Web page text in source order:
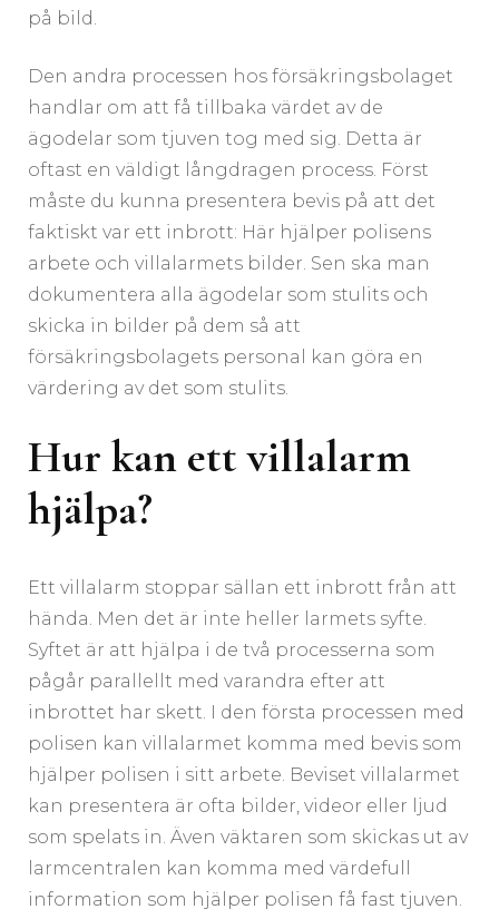
på bild.
Den andra processen hos försäkringsbolaget
handlar om att få tillbaka värdet av de
ägodelar som tjuven tog med sig. Detta är
oftast en väldigt långdragen process. Först
måste du kunna presentera bevis på att det
faktiskt var ett inbrott: Här hjälper polisens
arbete och villalarmets bilder. Sen ska man
dokumentera alla ägodelar som stulits och
skicka in bilder på dem så att
försäkringsbolagets personal kan göra en
värdering av det som stulits.
Hur kan ett villalarm
hjälpa?
Ett villalarm stoppar sällan ett inbrott från att
hända. Men det är inte heller larmets syfte.
Syftet är att hjälpa i de två processerna som
pågår parallellt med varandra efter att
inbrottet har skett. I den första processen med
polisen kan villalarmet komma med bevis som
hjälper polisen i sitt arbete. Beviset villalarmet
kan presentera är ofta bilder, videor eller ljud
som spelats in. Även väktaren som skickas ut av
larmcentralen kan komma med värdefull
information som hjälper polisen få fast tjuven.